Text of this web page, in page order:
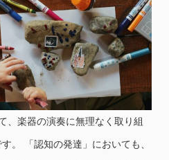
、楽器の演奏に無理なく取り組
。 「認知の発達」においても、